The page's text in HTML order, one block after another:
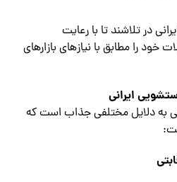
در تلاشند تا با رعایت
خود را مطابق با نیازهای بازارهای
ایرانی
به دلایل مختلفی جذاب است که